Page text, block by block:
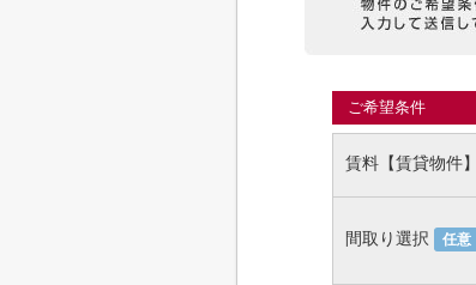
ご希望条件
賃料【賃貸物件】
間取り選択 任意